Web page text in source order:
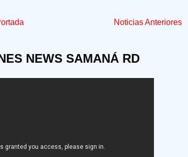
Noticias Anteriores
NEWS SAMANÁ RD